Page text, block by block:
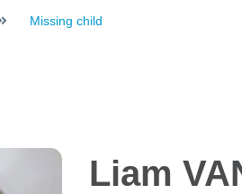
Missing child
Liam